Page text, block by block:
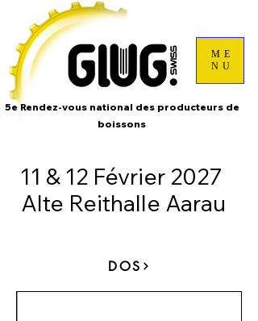
ME
NU
11 & 12 Février 2027
Alte Reithalle Aarau
5e Rendez-vous national des producteurs de
boissons
DOS